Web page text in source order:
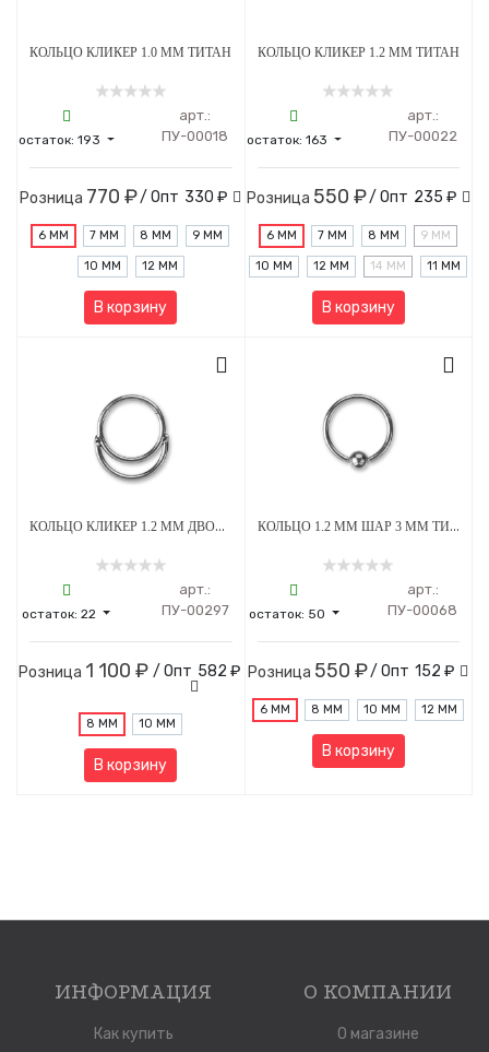
КОЛЬЦО КЛИКЕР 1.0 ММ ТИТАН
остаток: 193
арт.:
ПУ-00018
Розница 770 ₽/ Опт 330 ₽
6 ММ 7 ММ 8 ММ 9 ММ
10 ММ 12 ММ
В корзину
КОЛЬЦО КЛИКЕР 1.2 ММ ТИТАН
остаток: 163
арт.:
ПУ-00022
Розница 550 ₽/ Опт 235 ₽
6 ММ 7 ММ 8 ММ 9 ММ
10 ММ 12 ММ 14 ММ 11 ММ
В корзину
КОЛЬЦО КЛИКЕР 1.2 ММ ДВОЙНОЕ ТИТАН
остаток:22
арт.:
ПУ-00297
Розница 1 100 ₽ / Опт 582 ₽
8 ММ 10 ММ
В корзину
КОЛЬЦО 1.2 ММ ШАР 3 ММ ТИТАН
остаток: 50
арт.:
ПУ-00068
Розница 550 ₽/ Опт 152 ₽
6 ММ 8 ММ 10 ММ 12 ММ
В корзину
ИНФОРМАЦИЯ
Как купить
О КОМПАНИИ
О магазине